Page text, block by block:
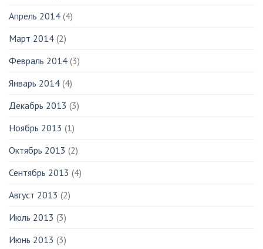
Апрель 2014 (4)
Март 2014 (2)
Февраль 2014 (3)
Январь 2014 (4)
Декабрь 2013 (3)
Ноябрь 2013 (1)
Октябрь 2013 (2)
Сентябрь 2013 (4)
Август 2013 (2)
Июль 2013 (3)
Июнь 2013 (3)